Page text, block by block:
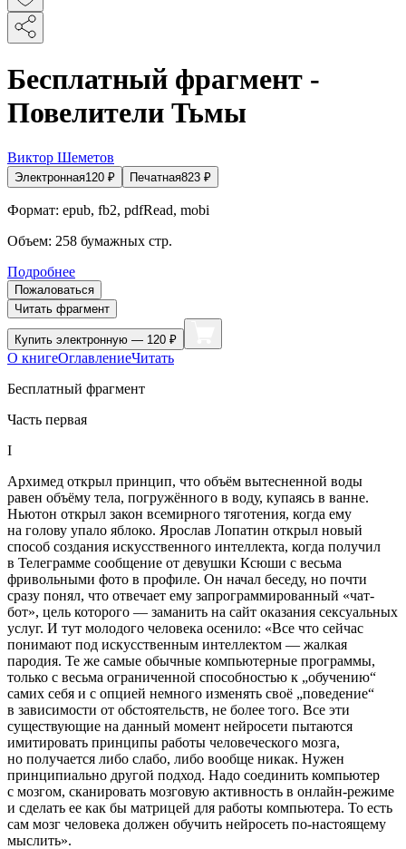
Бесплатный фрагмент -
Повелители Тьмы
Виктор Шеметов
Электронная120 ₽ Печатная823 ₽
Формат: epub, fb2, pdfRead, mobi
Объем: 258 бумажных стр.
Подробнее
Пожаловаться
Читать фрагмент
Купить электронную — 120 ₽
О книгеОглавлениеЧитать
Бесплатный фрагмент
Часть первая
I
Архимед открыл принцип, что объём вытесненной воды
равен объёму тела, погружённого в воду, купаясь в ванне.
Ньютон открыл закон всемирного тяготения, когда ему
на голову упало яблоко. Ярослав Лопатин открыл новый
способ создания искусственного интеллекта, когда получил
в Телеграмме сообщение от девушки Ксюши с весьма
фривольными фото в профиле. Он начал беседу, но почти
сразу понял, что отвечает ему запрограммированный «чат-
бот», цель которого — заманить на сайт оказания сексуальных
услуг. И тут молодого человека осенило: «Все что сейчас
понимают под искусственным интеллектом — жалкая
пародия. Те же самые обычные компьютерные программы,
только с весьма ограниченной способностью к „обучению“
самих себя и с опцией немного изменять своё „поведение“
в зависимости от обстоятельств, не более того. Все эти
существующие на данный момент нейросети пытаются
имитировать принципы работы человеческого мозга,
но получается либо слабо, либо вообще никак. Нужен
принципиально другой подход. Надо соединить компьютер
с мозгом, сканировать мозговую активность в онлайн-режиме
и сделать ее как бы матрицей для работы компьютера. То есть
сам мозг человека должен обучить нейросеть по-настоящему
мыслить».